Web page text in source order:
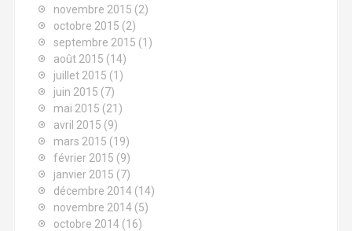
novembre 2015 (2)
octobre 2015 (2)
septembre 2015 (1)
août 2015 (14)
juillet 2015 (1)
juin 2015 (7)
mai 2015 (21)
avril 2015 (9)
mars 2015 (19)
février 2015 (9)
janvier 2015 (7)
décembre 2014 (14)
novembre 2014 (5)
octobre 2014 (16)